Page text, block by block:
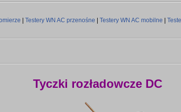
Testery WN AC przenośne Testery WN AC mobilne
Tyczki rozładowcze DC